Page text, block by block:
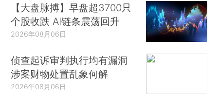
【大盘脉搏】早盘超3700只
个股收跌 AI链条震荡回升
2026年08月06日
侦查起诉审判执行均有漏洞
涉案财物处置乱象何解
2026年08月06日